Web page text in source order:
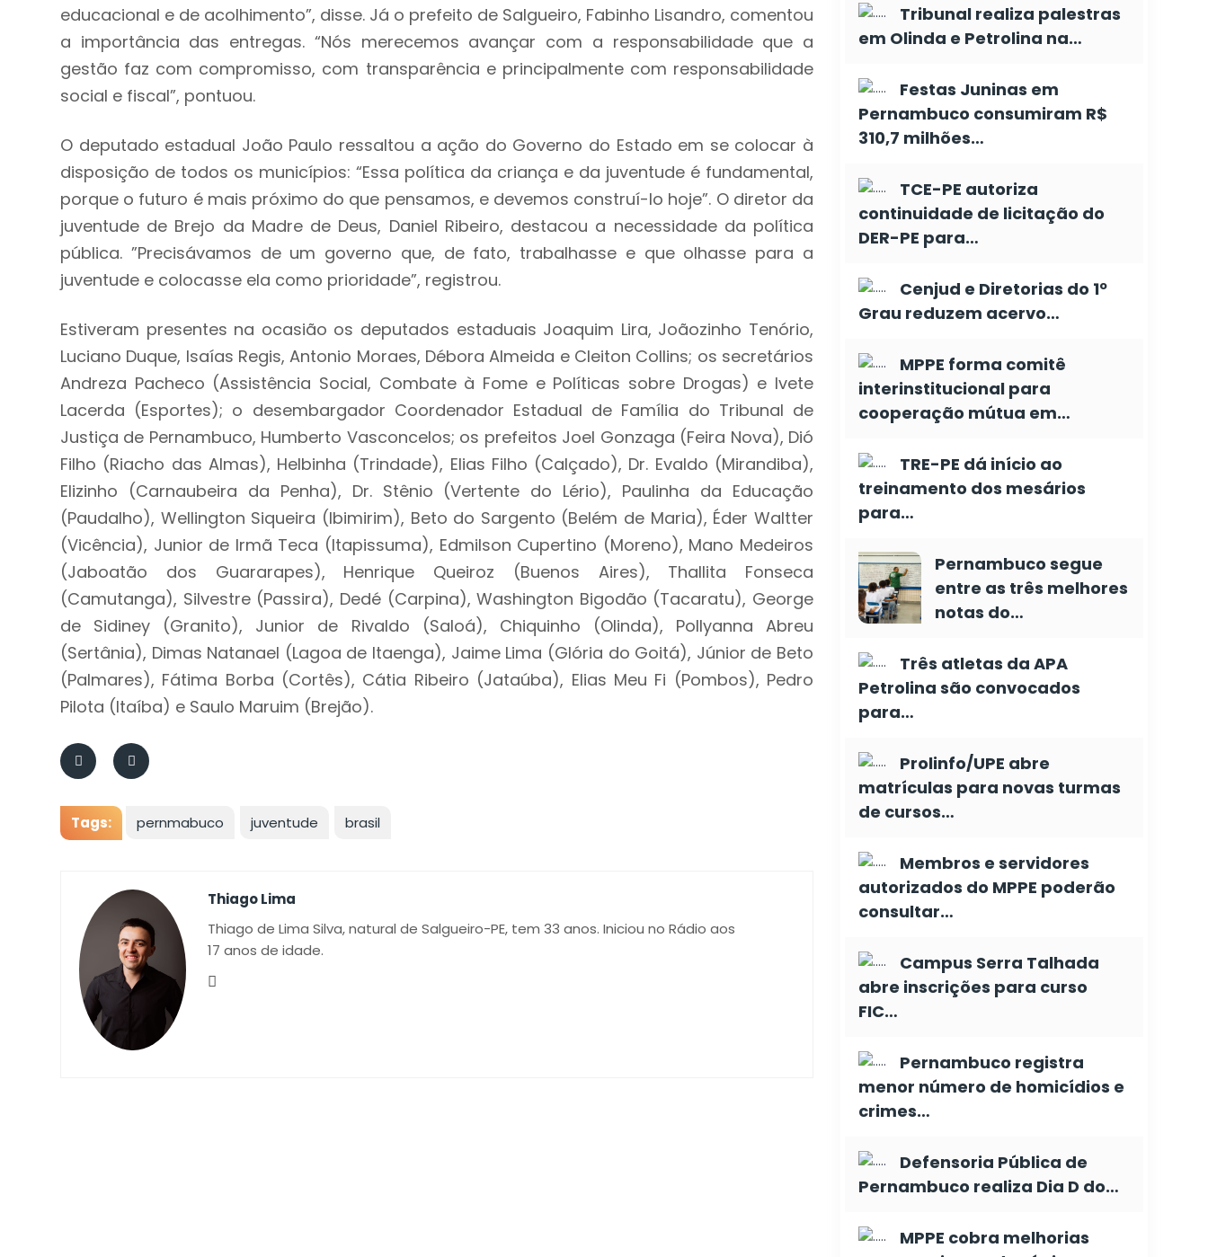
educacional e de acolhimento”, disse. Já o prefeito de Salgueiro, Fabinho Lisandro, comentou
a importância das entregas. “Nós merecemos avançar com a responsabilidade que a
gestão faz com compromisso, com transparência e principalmente com responsabilidade
social e fiscal”, pontuou.
O deputado estadual João Paulo ressaltou a ação do Governo do Estado em se colocar à
disposição de todos os municípios: “Essa política da criança e da juventude é fundamental,
porque o futuro é mais próximo do que pensamos, e devemos construí-lo hoje”. O diretor da
juventude de Brejo da Madre de Deus, Daniel Ribeiro, destacou a necessidade da política
pública. ”Precisávamos de um governo que, de fato, trabalhasse e que olhasse para a
juventude e colocasse ela como prioridade”, registrou.
Estiveram presentes na ocasião os deputados estaduais Joaquim Lira, Joãozinho Tenório,
Luciano Duque, Isaías Regis, Antonio Moraes, Débora Almeida e ⁠Cleiton Collins; os secretários
Andreza Pacheco (Assistência Social, Combate à Fome e Políticas sobre Drogas) e Ivete
Lacerda (Esportes); o desembargador Coordenador Estadual de Família do Tribunal de
Justiça de Pernambuco, Humberto Vasconcelos; os prefeitos Joel Gonzaga (Feira Nova), Dió
Filho (Riacho das Almas), Helbinha (Trindade), Elias Filho (Calçado), Dr. Evaldo (Mirandiba),
Elizinho (Carnaubeira da Penha), Dr. Stênio (Vertente do Lério), Paulinha da Educação
(Paudalho), Wellington Siqueira (Ibimirim), Beto do Sargento (Belém de Maria), Éder Waltter
(Vicência), Junior de Irmã Teca (Itapissuma), Edmilson Cupertino (Moreno), Mano Medeiros
(Jaboatão dos Guararapes), Henrique Queiroz (Buenos Aires), Thallita Fonseca
(Camutanga), Silvestre (Passira), Dedé (Carpina), Washington Bigodão (Tacaratu), George
de Sidiney (Granito), Junior de Rivaldo (Saloá), Chiquinho (Olinda), Pollyanna Abreu
(Sertânia), Dimas Natanael (Lagoa de Itaenga), Jaime Lima (Glória do Goitá), Júnior de Beto
(Palmares), Fátima Borba (Cortês), Cátia Ribeiro (Jataúba), Elias Meu Fi (Pombos), Pedro
Pilota (Itaíba) e ⁠Saulo Maruim (Brejão).
Tags: pernmabuco juventude brasil
Thiago Lima
Thiago de Lima Silva, natural de Salgueiro-PE, tem 33 anos. Iniciou no Rádio aos
17 anos de idade.
Tribunal realiza palestras
em Olinda e Petrolina na…
Festas Juninas em
Pernambuco consumiram R$
310,7 milhões…
TCE-PE autoriza
continuidade de licitação do
DER-PE para…
Cenjud e Diretorias do 1º
Grau reduzem acervo…
MPPE forma comitê
interinstitucional para
cooperação mútua em…
TRE-PE dá início ao
treinamento dos mesários
para…
Pernambuco segue
entre as três melhores
notas do…
Três atletas da APA
Petrolina são convocados
para…
Prolinfo/UPE abre
matrículas para novas turmas
de cursos…
Membros e servidores
autorizados do MPPE poderão
consultar…
Campus Serra Talhada
abre inscrições para curso
FIC…
Pernambuco registra
menor número de homicídios e
crimes…
Defensoria Pública de
Pernambuco realiza Dia D do…
MPPE cobra melhorias